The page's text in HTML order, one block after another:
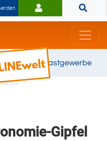
für das Gastgewerbe
Gipfel